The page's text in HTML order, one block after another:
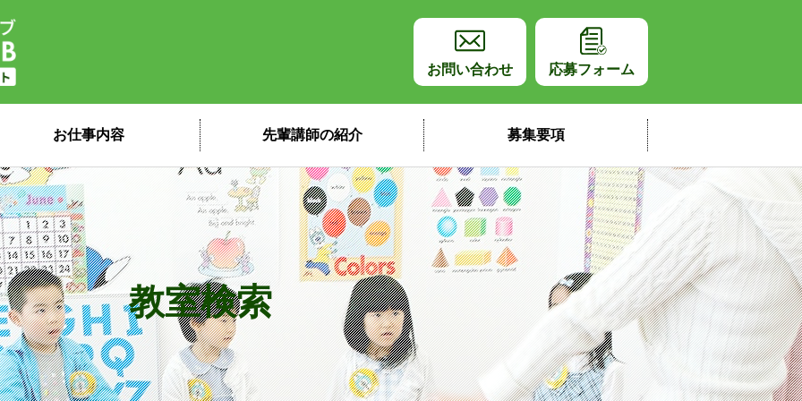
子ども英会話ペッピーキッズクラブ 講師採用サイト
お問い合わせ 応募フォーム
お仕事内容 先輩講師の紹介 募集要項
教室検索